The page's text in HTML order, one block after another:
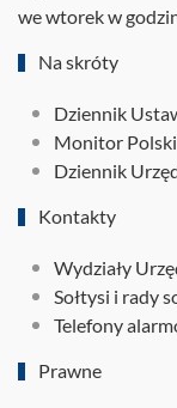
we wtorek w
Na skróty
Dziennik
Monitor Polski
Dziennik
Kontakty
Wydziały
Sołtysi i rady
Telefony
Prawne